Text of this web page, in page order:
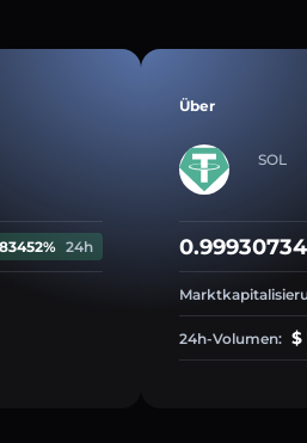
24h
Über
SOL
24h-Volumen: $